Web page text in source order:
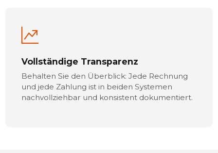
Vollständige Transparenz
Behalten Sie den Überblick: Jede Rechnung
und jede Zahlung ist in beiden Systemen
nachvollziehbar und konsistent dokumentiert.